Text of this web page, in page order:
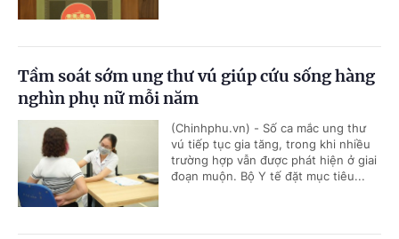
Tầm soát sớm ung thư vú giúp cứu sống hàng
nghìn phụ nữ mỗi năm
(Chinhphu.vn) - Số ca mắc ung thư
vú tiếp tục gia tăng, trong khi nhiều
trường hợp vẫn được phát hiện ở giai
đoạn muộn. Bộ Y tế đặt mục tiêu...